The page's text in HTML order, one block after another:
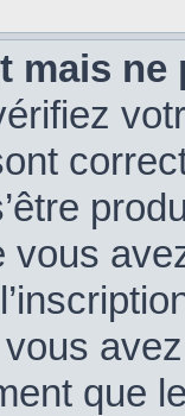
mais ne
vous
que